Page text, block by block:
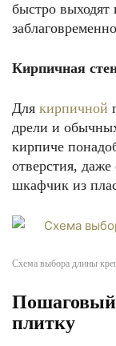
быстро выходят
Кирпичная
Для кирпичной
дрели и
кирпиче
отверстия,
шкафчик из
Схема выбора длины
плитку